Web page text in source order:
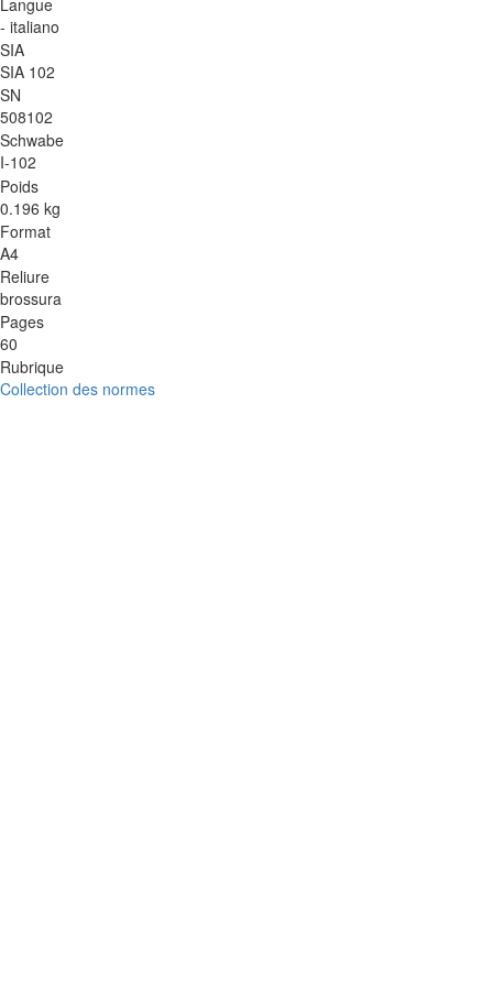
Langue
- italiano
SIA
SIA 102
SN
508102
Schwabe
I-102
Poids
0.196 kg
Format
A4
Reliure
brossura
Pages
60
Rubrique
Collection des normes